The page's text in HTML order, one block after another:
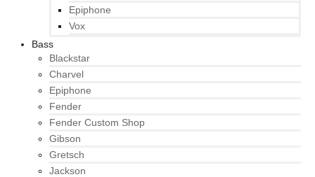
Epiphone
Vox
Bass
Blackstar
Charvel
Epiphone
Fender
Fender Custom Shop
Gibson
Gretsch
Jackson